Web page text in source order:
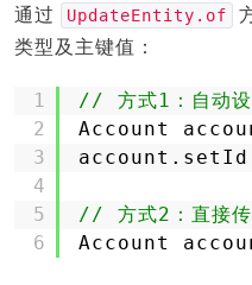
通过 UpdateEntity.of
类型及主键值：
1
2
3
4
5
6
// 方式1：自动设
Account
// 方式2：直接传
Account